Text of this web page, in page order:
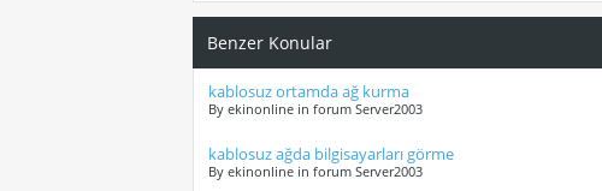
Benzer Konular
kablosuz ortamda ağ kurma
By ekinonline in forum Server2003
kablosuz ağda bilgisayarları görme
By ekinonline in forum Server2003